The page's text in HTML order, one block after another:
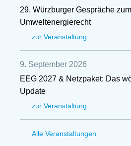
29. Würzburger Gespräche zum
Umweltenergierecht
zur Veranstaltung
9. September 2026
EEG 2027 & Netzpaket: Das
Update
zur Veranstaltung
Alle Veranstaltungen